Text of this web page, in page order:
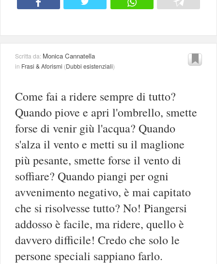
Scritta da: Monica Cannatella
in Frasi & Aforismi (Dubbi esistenziali)
Come fai a ridere sempre di tutto?
Quando piove e apri l'ombrello, smette
forse di venir giù l'acqua? Quando
s'alza il vento e metti su il maglione
più pesante, smette forse il vento di
soffiare? Quando piangi per ogni
avvenimento negativo, è mai capitato
che si risolvesse tutto? No! Piangersi
addosso è facile, ma ridere, quello è
davvero difficile! Credo che solo le
persone speciali sappiano farlo.